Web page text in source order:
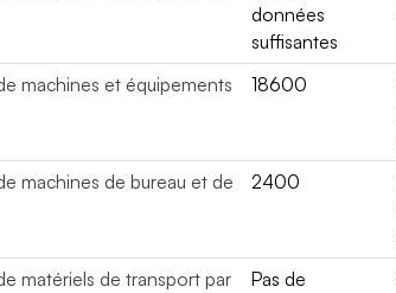
données
suffisantes
machines et équipements
18600
machines de bureau et de
2400
matériels de transport par
Pas de